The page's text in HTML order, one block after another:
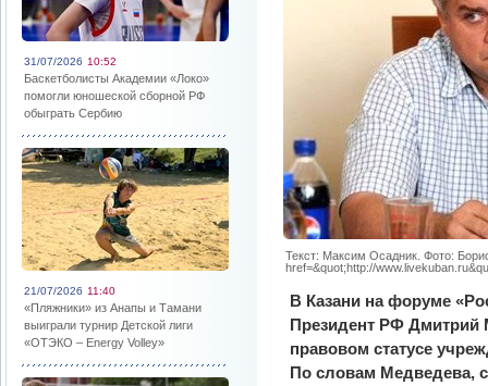
31/07/2026 10:52
Баскетболисты Академии «Локо»
помогли юношеской сборной РФ
обыграть Сербию
21/07/2026 11:40
«Пляжники» из Анапы и Тамани
выиграли турнир Детской лиги
«ОТЭКО – Energy Volley»
Текст: Максим Осадник. Фото:
href=&quot;http://
В Казани на форуме
Президент РФ Дмитрий
правовом статусе
По словам Медведева,